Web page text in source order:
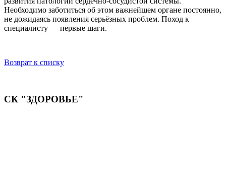
Необходимо заботиться об этом важнейшем органе постоянно,
не дожидаясь появления серьёзных проблем. Поход к
специалисту — первые шаги.
Возврат к списку
СК "ЗДОРОВЬЕ"